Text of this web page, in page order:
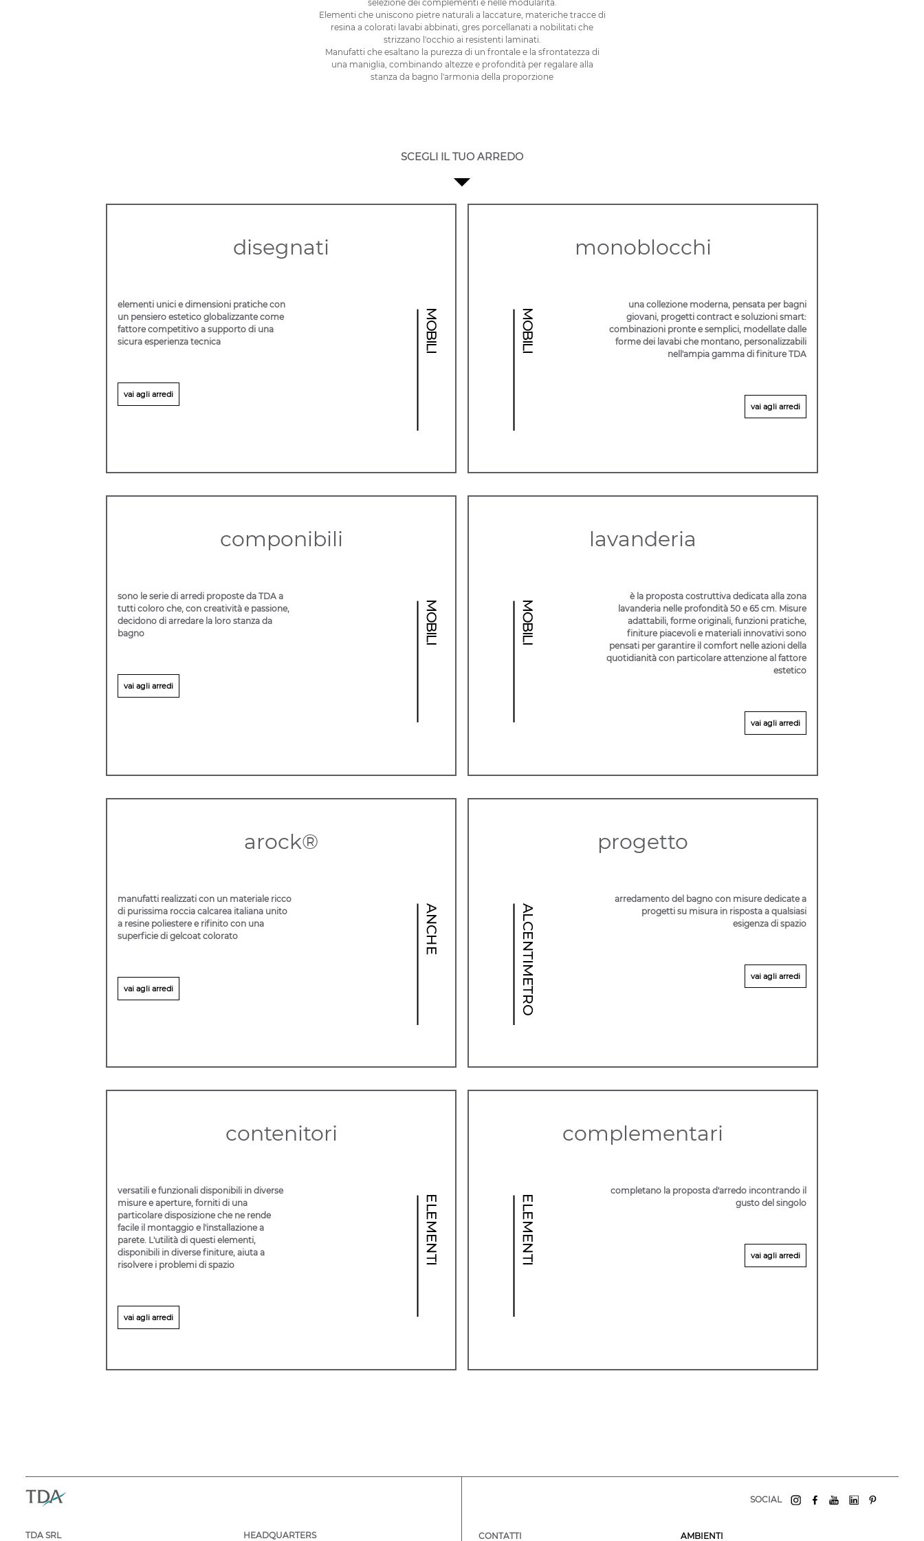
selezione dei complementi e nelle modularità.
Elementi che uniscono pietre naturali a laccature, materiche tracce di
resina a colorati lavabi abbinati, gres porcellanati a nobilitati che
strizzano l'occhio ai resistenti laminati.
Manufatti che esaltano la purezza di un frontale e la sfrontatezza di
una maniglia, combinando altezze e profondità per regalare alla
stanza da bagno l'armonia della proporzione
SCEGLI IL TUO ARREDO
disegnati
elementi unici e dimensioni pratiche con
un pensiero estetico globalizzante come
fattore competitivo a supporto di una
sicura esperienza tecnica
vai agli arredi
monoblocchi
una collezione moderna, pensata per bagni
giovani, progetti contract e soluzioni smart:
combinazioni pronte e semplici, modellate dalle
forme dei lavabi che montano, personalizzabili
nell'ampia gamma di finiture TDA
vai agli arredi
componibili
sono le serie di arredi proposte da TDA a
tutti coloro che, con creatività e passione,
decidono di arredare la loro stanza da
bagno
vai agli arredi
lavanderia
è la proposta costruttiva dedicata alla zona
lavanderia nelle profondità 50 e 65 cm. Misure
adattabili, forme originali, funzioni pratiche,
finiture piacevoli e materiali innovativi sono
pensati per garantire il comfort nelle azioni della
quotidianità con particolare attenzione al fattore
estetico
vai agli arredi
arock®
manufatti realizzati con un materiale ricco
di purissima roccia calcarea italiana unito
a resine poliestere e rifinito con una
superficie di gelcoat colorato
vai agli arredi
progetto
arredamento del bagno con misure dedicate a
progetti su misura in risposta a qualsiasi
esigenza di spazio
vai agli arredi
contenitori
versatili e funzionali disponibili in diverse
misure e aperture, forniti di una
particolare disposizione che ne rende
facile il montaggio e l'installazione a
parete. L'utilità di questi elementi,
disponibili in diverse finiture, aiuta a
risolvere i problemi di spazio
vai agli arredi
complementari
completano la proposta d'arredo incontrando il
gusto del singolo
vai agli arredi
TDA SRL HEADQUARTERS
SOCIAL
CONTATTI AMBIENTI